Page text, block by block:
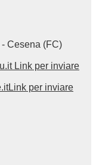
Cesena (FC)
Link per inviare
Link per inviare